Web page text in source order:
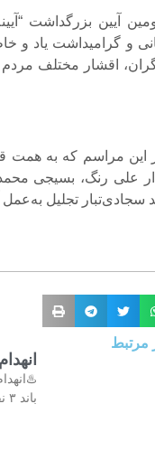
آیین بزرگداشت
و گرامیداشت یاد و
اقشار مختلف
این مراسم که به همت
علی رنگ، بسیجی
سجادی‌تبار تجلیل به‌عمل
مرتبط
باند ۳ نفره را که مسئول چندین فقره